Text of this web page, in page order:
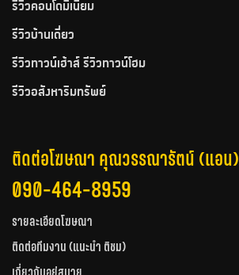
รีวิวคอนโดมิเนียม
รีวิวบ้านเดี่ยว
รีวิวทาวน์เฮ้าส์ รีวิวทาวน์โฮม
รีวิวอสังหาริมทรัพย์
ติดต่อโฆษณา คุณวรรณารัตน์ (แอน)
090-464-8959
รายละเอียดโฆษณา
ติดต่อทีมงาน (แนะนำ ติชม)